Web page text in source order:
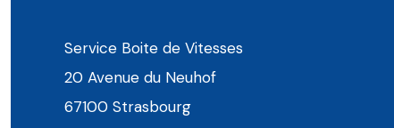
Service Boite de Vitesses
20 Avenue du Neuhof
67100 Strasbourg